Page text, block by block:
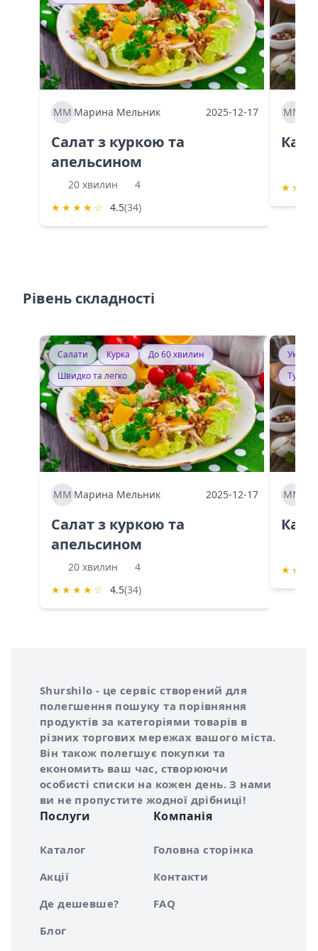
ММ Марина Мельник 2025-12-17
Салат з куркою та
апельсином
20 хвилин
4
★ ★ ★ ★ ☆ 4.5(34)
ММ
★ ★
Рівень складності
Салати Курка
До 60 хвилин
Швидко та легко
ММ Марина Мельник 2025-12-17
Салат з куркою та
апельсином
20 хвилин
4
★ ★ ★ ★ ☆ 4.5(34)
ММ
★ ★
Про сервіс Shurshilo
Shurshilo - це сервіс створений для
полегшення пошуку та порівняння
продуктів за категоріями товарів в
різних торгових мережах вашого міста.
Він також полегшує покупки та
економить ваш час, створюючи
особисті списки на кожен день. З нами
ви не пропустите жодної дрібниці!
Послуги
Каталог
Акції
Де дешевше?
Блог
Компанія
Головна сторінка
Контакти
FAQ